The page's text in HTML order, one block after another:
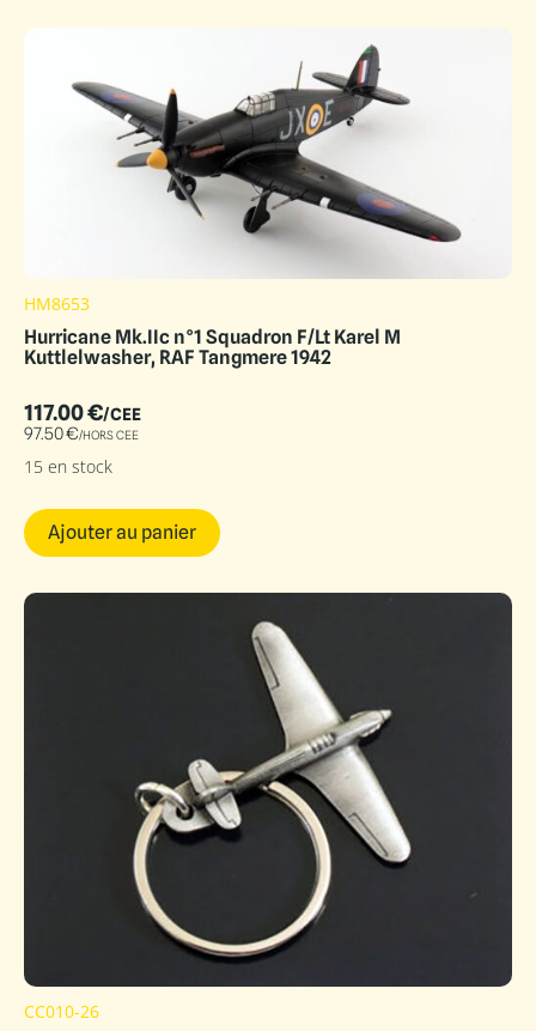
HM8653
Hurricane Mk.IIc n°1 Squadron F/Lt Karel M
Kuttlelwasher, RAF Tangmere 1942
117.00€/CEE
97.50€/HORS CEE
15 en stock
Ajouter au panier
CC010-26